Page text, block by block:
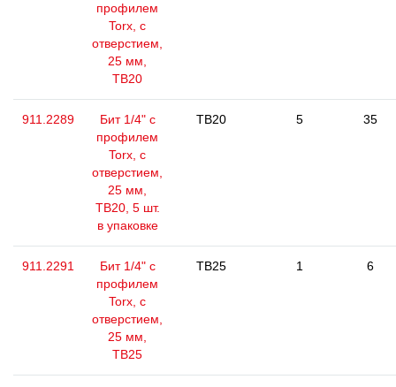
профилем
Torx, с
отверстием,
25 мм,
ТВ20
911.2289
Бит 1/4" с
профилем
Torx, с
отверстием,
25 мм,
ТВ20, 5 шт.
в упаковке
TB20 5 35
911.2291
Бит 1/4" с
профилем
Torx, с
отверстием,
25 мм,
ТВ25
TB25 1 6